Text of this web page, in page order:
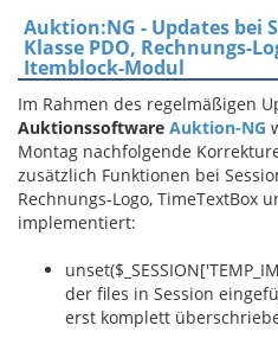
Auktion:NG - Updates bei
Klasse PDO, Rechnungs-
Itemblock-Modul
Im Rahmen des regelmäßigen
Auktionssoftware Auktion-NG
Montag nachfolgende
zusätzlich Funktionen bei
Rechnungs-Logo, TimeTextBox
implementiert:
der files in Session
erst komplett